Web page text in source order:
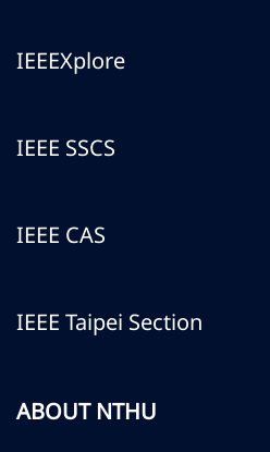
IEEEXplore
IEEE SSCS
IEEE CAS
IEEE Taipei Section
ABOUT NTHU